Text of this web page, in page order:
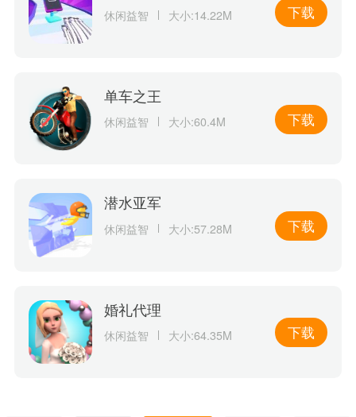
休闲益智 大小:14.22M 下载
单车之王
休闲益智 大小:60.4M 下载
潜水亚军
休闲益智 大小:57.28M 下载
婚礼代理
休闲益智 大小:64.35M 下载